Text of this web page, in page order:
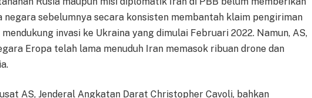
negara sebelumnya secara konsisten membantah klaim pengiriman
invasi ke Ukraina yang dimulai Februari 2022. Namun, AS,
Eropa telah lama menuduh Iran memasok ribuan drone dan
AS, Jenderal Angkatan Darat Christopher Cavoli, bahkan